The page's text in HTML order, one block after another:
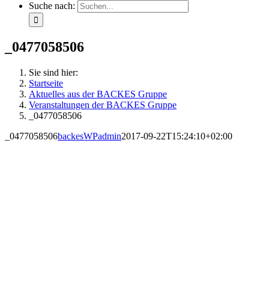
Suche nach:
_0477058506
Sie sind hier:
Startseite
Aktuelles aus der BACKES Gruppe
Veranstaltungen der BACKES Gruppe
_0477058506
_0477058506backesWPadmin2017-09-22T15:24:10+02:00